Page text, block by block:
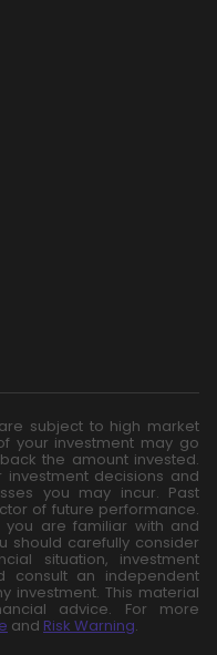
subject to high market
your investment may go
the amount invested.
decisions and
you may incur. Past
of future performance.
you are familiar with and
should carefully consider
situation, investment
consult an independent
investment. This material
advice. For more
and Risk Warning.